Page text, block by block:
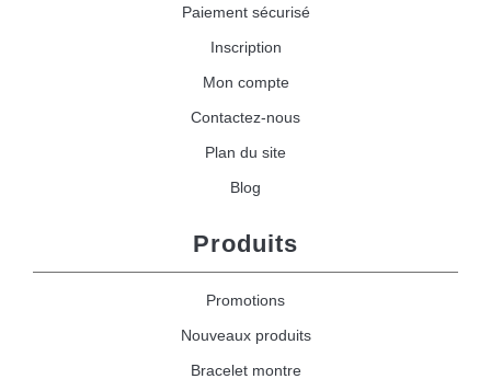
Paiement sécurisé
Inscription
Mon compte
Contactez-nous
Plan du site
Blog
Produits
Promotions
Nouveaux produits
Bracelet montre